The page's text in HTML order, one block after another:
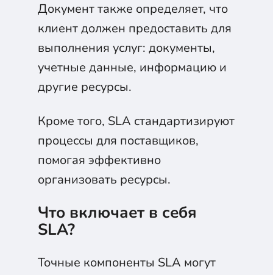
Документ также определяет, что
клиент должен предоставить для
выполнения услуг: документы,
учетные данные, информацию и
другие ресурсы.
Кроме того, SLA стандартизируют
процессы для поставщиков,
помогая эффективно
организовать ресурсы.
Что включает в себя
SLA?
Точные компоненты SLA могут